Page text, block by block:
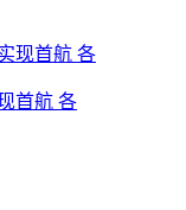
首航 各